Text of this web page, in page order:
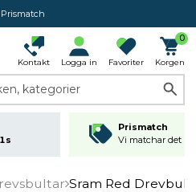
Prismatch
Kontakt Logga in Favoriter
0
Korgen
kategorier
Prismatch
Vi matchar det
Sram Red